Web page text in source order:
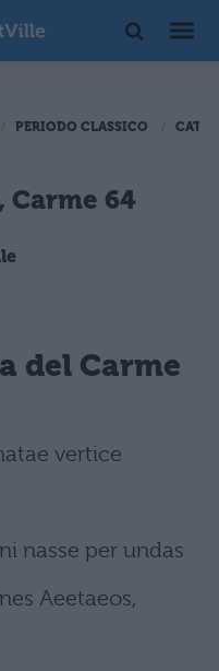
PERIODO CLASSICO
64
del Carme
vertice
nasse per undas
Aeetaeos,